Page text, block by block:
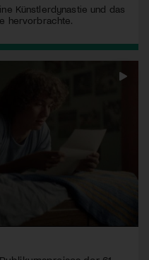
Künstlerdynastie und das
hervorbrachte.